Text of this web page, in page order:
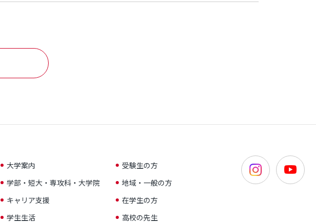
大学案内
学部・短大・専攻科・大学院
キャリア支援
学生生活
受験生の方
地域・一般の方
在学生の方
高校の先生